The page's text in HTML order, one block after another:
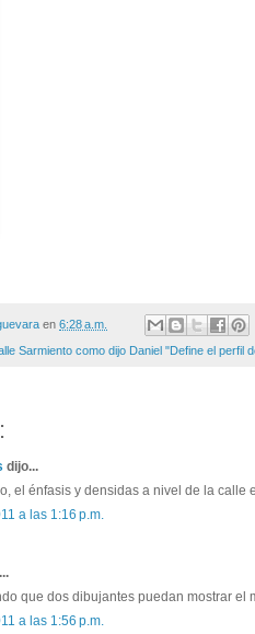
en 6:28 a.m.
Sarmiento como dijo Daniel "Define el perfil
dijo...
el énfasis y densidas a nivel de la calle
a las 1:16 p.m.
que dos dibujantes puedan mostrar el
a las 1:56 p.m.